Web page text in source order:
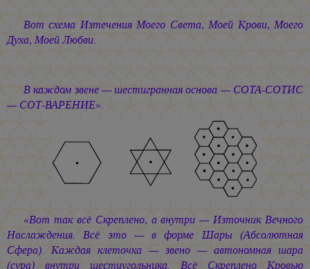
Вот схема Изтечения Моего Света, Моей Крови, Моего
Духа, Моей Любви.
В каждом звене — шестигранная основа — СОТА-СОТИС
— СОТ-ВАРЕНИЕ».
«Вот так всё Скреплено, а внутри — Източник Вечного
Наслаждения. Всё это — в форме Шары (Абсолютная
Сфера). Каждая клеточка — звено — автономная шара
(сура) внутри шестиугольника. Всё Скреплено Кровью